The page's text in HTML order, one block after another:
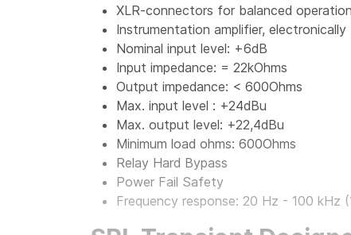
XLR-connectors for balanced operation
Instrumentation amplifier,
Nominal input level: +6dB
Input impedance: = 22kOhms
Output impedance: < 600Ohms
Max. input level : +24dBu
Max. output level: +22,4dBu
Minimum load ohms: 600Ohms
Relay Hard Bypass
Power Fail Safety
Frequency response: 20 Hz - 100 kHz